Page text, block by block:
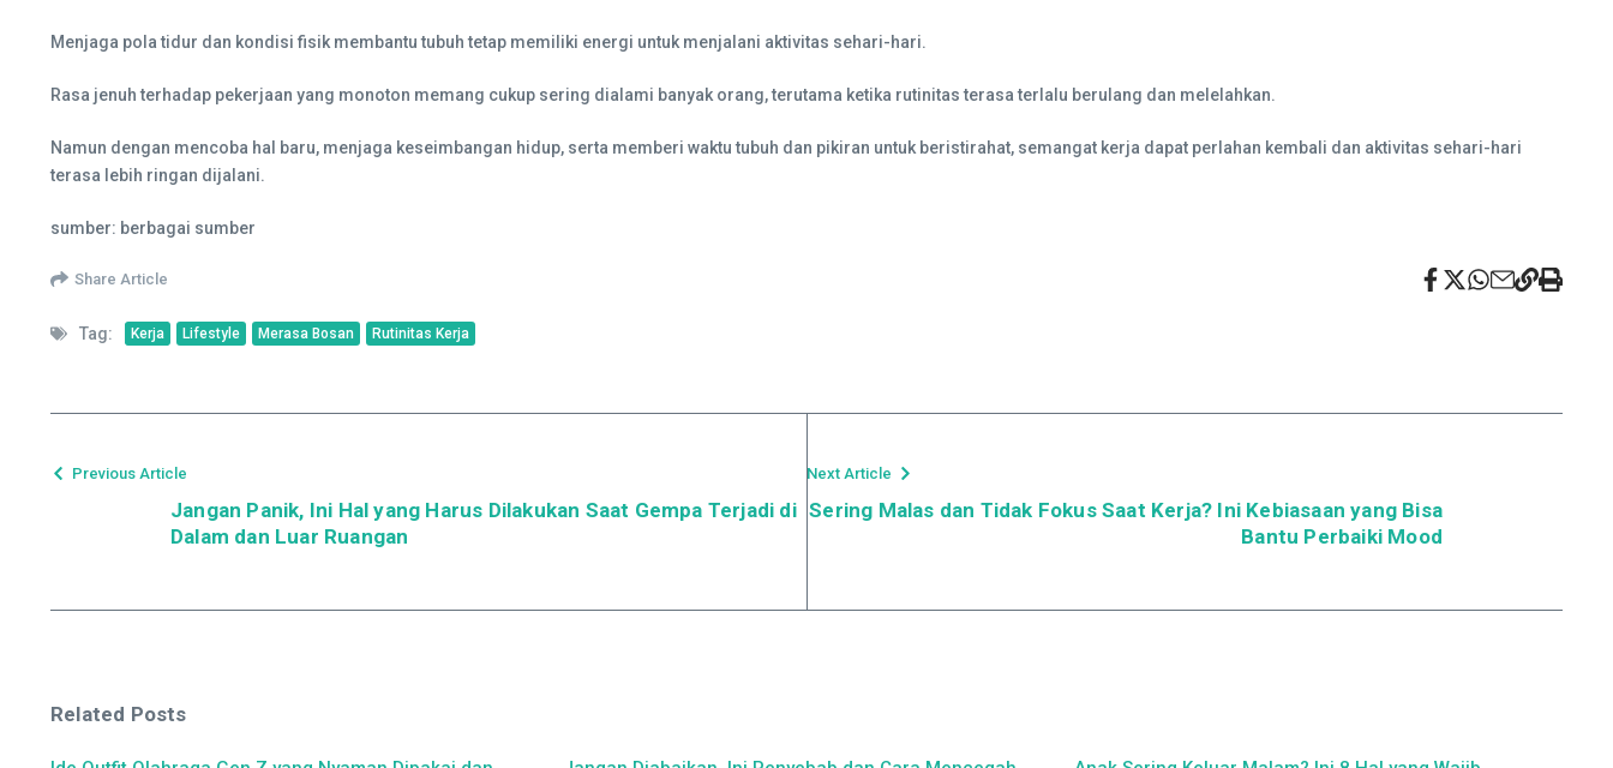
Menjaga pola tidur dan kondisi fisik membantu tubuh tetap memiliki energi untuk menjalani aktivitas sehari-hari.
Rasa jenuh terhadap pekerjaan yang monoton memang cukup sering dialami banyak orang, terutama ketika rutinitas terasa terlalu berulang dan melelahkan.
Namun dengan mencoba hal baru, menjaga keseimbangan hidup, serta memberi waktu tubuh dan pikiran untuk beristirahat, semangat kerja dapat perlahan kembali dan aktivitas sehari-hari
terasa lebih ringan dijalani.
sumber: berbagai sumber
Share Article
Tag: Kerja Lifestyle Merasa Bosan Rutinitas Kerja
Previous Article
Jangan Panik, Ini Hal yang Harus Dilakukan Saat Gempa Terjadi di
Dalam dan Luar Ruangan
Next Article
Sering Malas dan Tidak Fokus Saat Kerja? Ini Kebiasaan yang Bisa
Bantu Perbaiki Mood
Related Posts